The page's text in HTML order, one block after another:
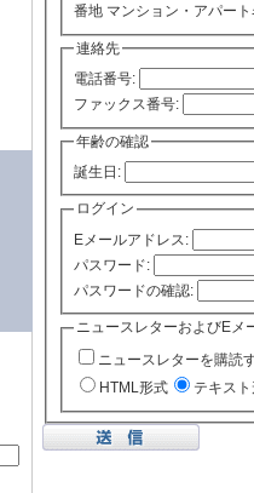
番地 マンション・アパート
連絡先
電話番号:
ファックス番号:
年齢の確認
誕生日:
ログイン
Eメールアドレス:
パスワード:
パスワードの確認:
ニュースレターおよびEメ
ニュースレターを購読
HTML形式
テキス